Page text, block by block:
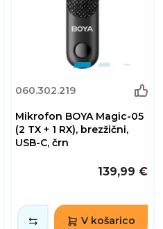
060.302.219
Mikrofon BOYA Magic-05
(2 TX + 1 RX), brezžični,
USB-C, črn
139,99 €
V košarico